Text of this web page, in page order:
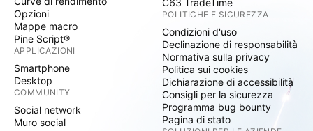
Opzioni
Mappe macro
Pine Script®
APPLICAZIONI
Smartphone
Desktop
COMMUNITY
Social network
Muro social
C63 TradeTime
POLITICHE E SICUREZZA
Condizioni d'uso
Declinazione di responsabilità
Normativa sulla privacy
Politica sui cookies
Dichiarazione di accessibilità
Consigli per la sicurezza
Programma bug bounty
Pagina di stato